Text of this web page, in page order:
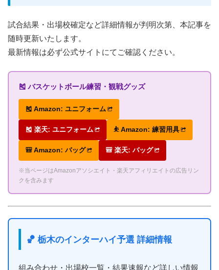
試合結果・出場校確定など詳細情報が判明次第、本記事を
随時更新いたします。
最新情報は必ず公式サイトにてご確認ください。
🎽 バスケットボール練習・観戦グッズ
🎽 Amazon: ユニフォーム
🎽 楽天: ユニフォーム ⛹ Amazon: 練習用具
🎒 Amazon: バッグ 🎒 楽天: バッグ
※当ページはAmazonアソシエイト・楽天アフィリエイトの広告リン
クを含みます
🏀 栃木のインターハイ予選 詳細情報
組み合わせ・出場校一覧・結果速報など詳しい情報